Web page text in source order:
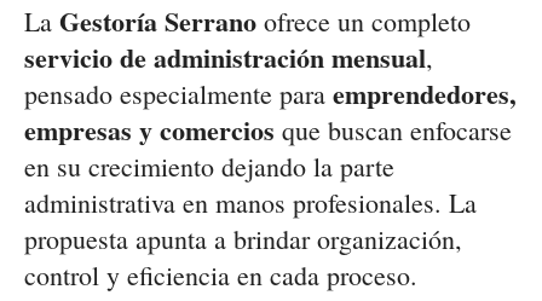
La Gestoría Serrano ofrece un completo
servicio de administración mensual,
pensado especialmente para emprendedores,
empresas y comercios que buscan enfocarse
en su crecimiento dejando la parte
administrativa en manos profesionales. La
propuesta apunta a brindar organización,
control y eficiencia en cada proceso.